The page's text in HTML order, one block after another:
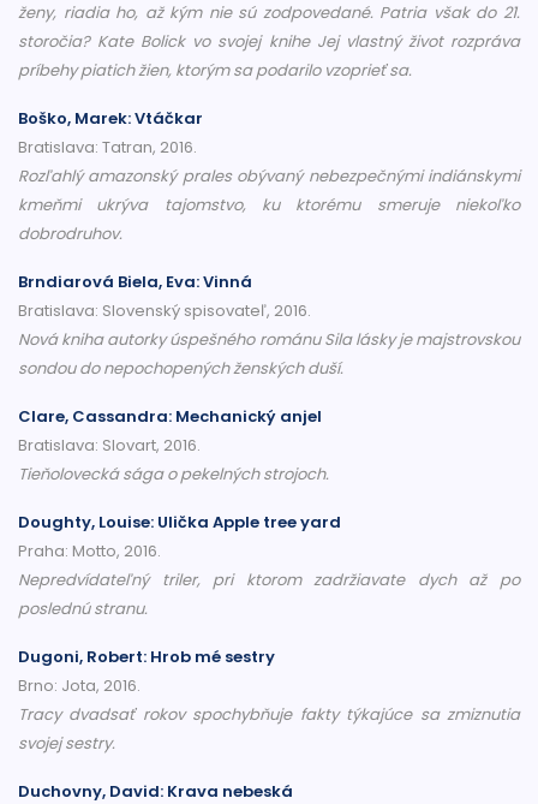
ženy, riadia ho, až kým nie sú zodpovedané. Patria však do 21.
storočia? Kate Bolick vo svojej knihe Jej vlastný život rozpráva
príbehy piatich žien, ktorým sa podarilo vzoprieť sa.
Boško, Marek: Vtáčkar
Bratislava: Tatran, 2016.
Rozľahlý amazonský prales obývaný nebezpečnými indiánskymi
kmeňmi ukrýva tajomstvo, ku ktorému smeruje niekoľko
dobrodruhov.
Brndiarová Biela, Eva: Vinná
Bratislava: Slovenský spisovateľ, 2016.
Nová kniha autorky úspešného románu Sila lásky je majstrovskou
sondou do nepochopených ženských duší.
Clare, Cassandra: Mechanický anjel
Bratislava: Slovart, 2016.
Tieňolovecká sága o pekelných strojoch.
Doughty, Louise: Ulička Apple tree yard
Praha: Motto, 2016.
Nepredvídateľný triler, pri ktorom zadržiavate dych až po
poslednú stranu.
Dugoni, Robert: Hrob mé sestry
Brno: Jota, 2016.
Tracy dvadsať rokov spochybňuje fakty týkajúce sa zmiznutia
svojej sestry.
Duchovny, David: Krava nebeská